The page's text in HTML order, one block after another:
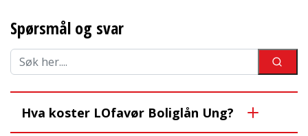
Spørsmål og svar
Hva koster LOfavør Boliglån Ung?